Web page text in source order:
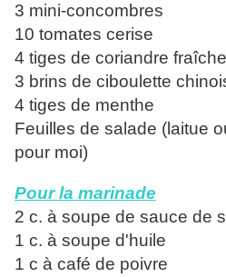
3 mini-concombres
10 tomates cerise
4 tiges de coriandre fraîche
3 brins de ciboulette
4 tiges de menthe
Feuilles de salade (laitue
pour moi)
Pour la marinade
2 c. à soupe de sauce de
1 c. à soupe d'huile
1 c à café de poivre